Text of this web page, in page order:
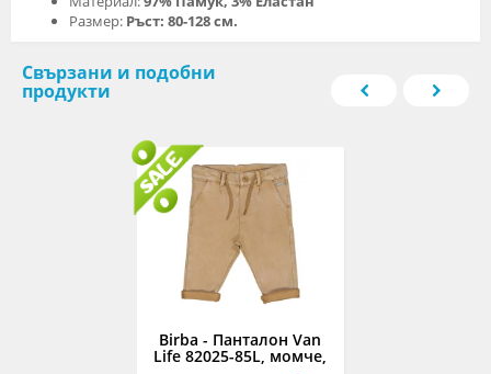
Размер: Ръст: 80-128 см.
Свързани и подобни
продукти
Birba - Панталон Van
Life 82025-85L, момче,